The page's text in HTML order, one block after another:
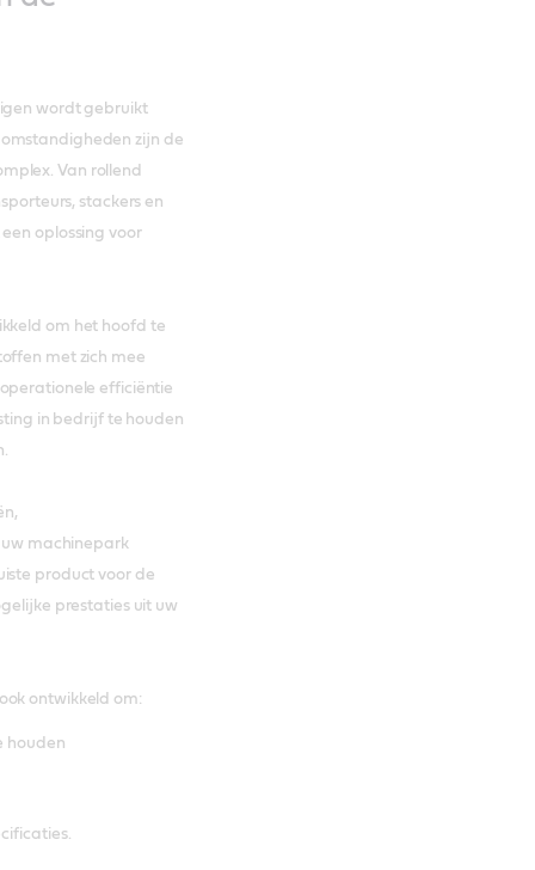
wordt gebruikt
zijn de
Van rollend
stackers en
oplossing voor
om het hoofd te
met zich mee
efficiëntie
in bedrijf te houden
machinepark
product voor de
prestaties uit uw
ontwikkeld om:
houden